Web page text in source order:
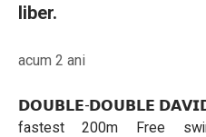
liber.
acum 2 ani
𝗗𝗢𝗨𝗕𝗟𝗘-𝗗𝗢𝗨𝗕𝗟𝗘 𝗗𝗔𝗩𝗜𝗗
fastest 200m Free